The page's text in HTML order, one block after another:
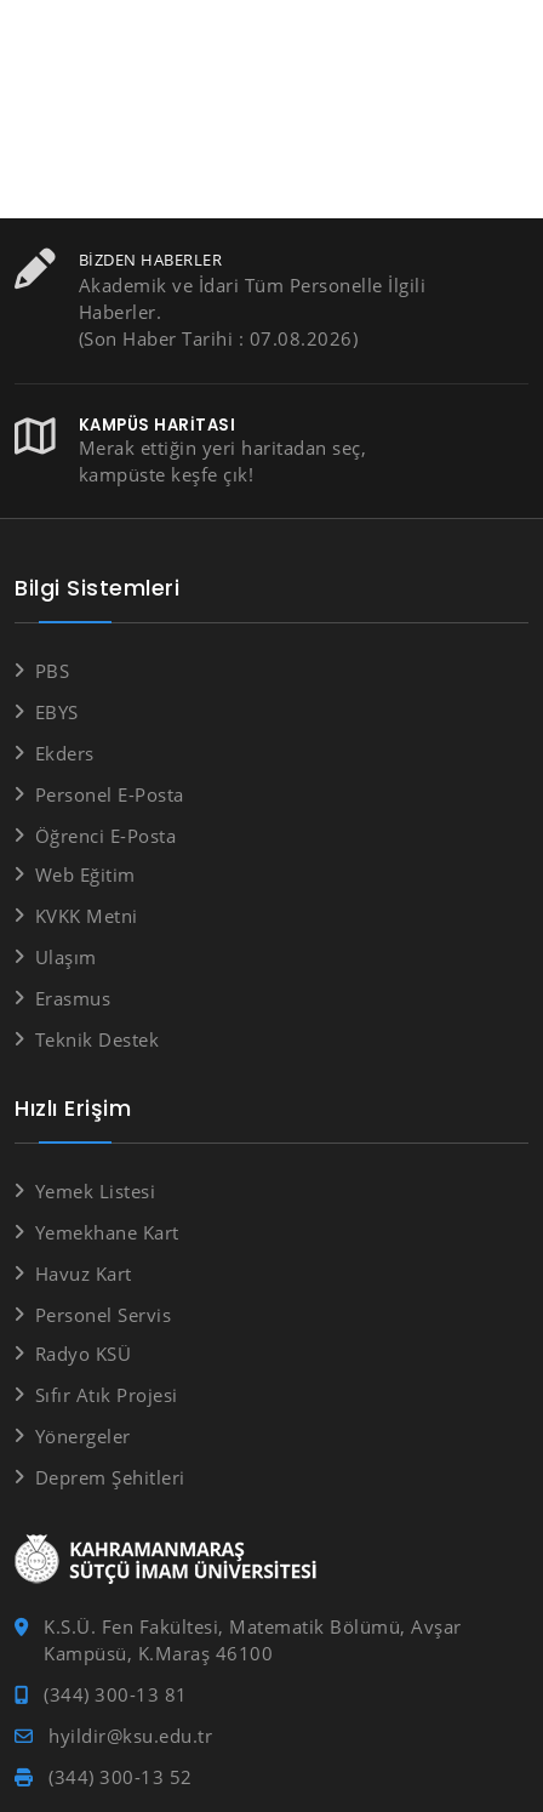
BIZDEN HABERLER
Akademik ve İdari Tüm Personelle İlgili
Haberler.
(Son Haber Tarihi : 07.08.2026)
KAMPÜS HARITASI
Merak ettiğin yeri haritadan seç,
kampüste keşfe çık!
K.S.Ü. Fen Fakültesi, Matematik Bölümü, Avşar
Kampüsü, K.Maraş 46100
(344) 300-13 81
hyildir@ksu.edu.tr
(344) 300-13 52
Hızlı Erişim
Yemek Listesi
Yemekhane Kart
Havuz Kart
Personel Servis
Radyo KSÜ
Sıfır Atık Projesi
Yönergeler
Deprem Şehitleri
Bilgi Sistemleri
PBS
EBYS
Ekders
Personel E-Posta
Öğrenci E-Posta
Web Eğitim
KVKK Metni
Ulaşım
Erasmus
Teknik Destek